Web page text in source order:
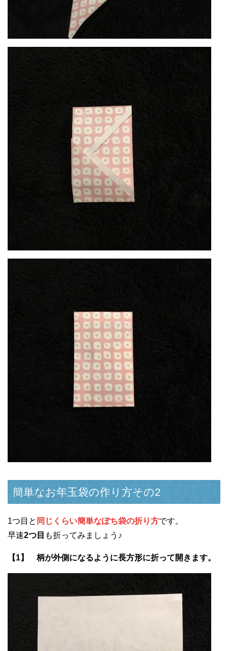
簡単なお年玉袋の作り方その2
1つ目と 同じくらい簡単なぽち袋の折り方です。
早速2つ目 も折ってみましょう♪
【1】 柄が外側になるように長方形に折って開きます。